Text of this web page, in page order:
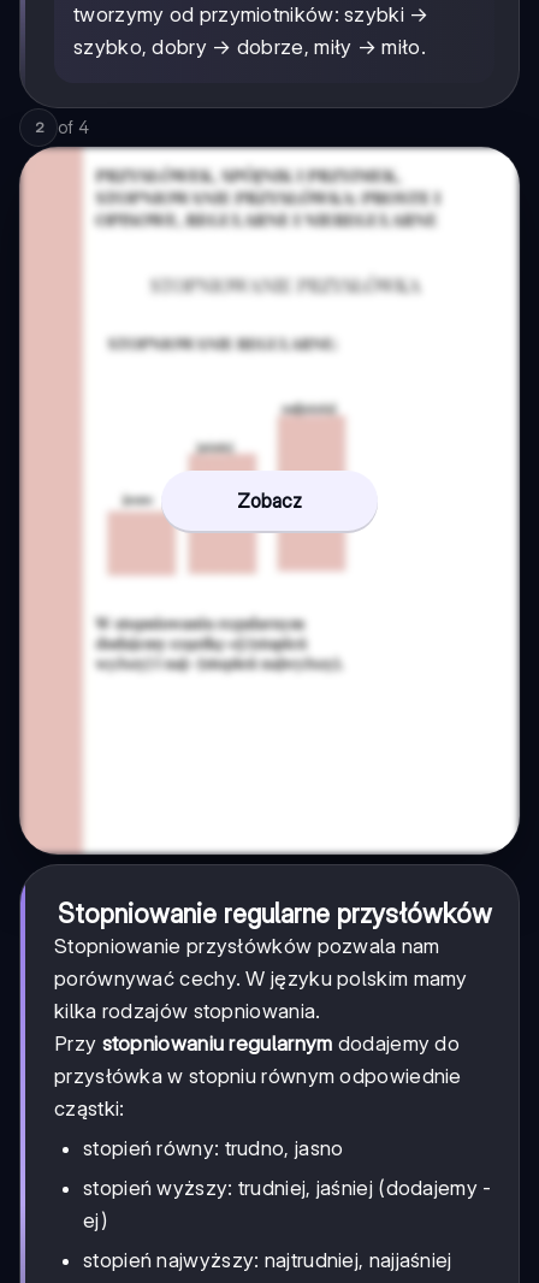
tworzymy od przymiotników: szybki →
szybko, dobry → dobrze, miły → miło.
2 of 4
Zobacz
Stopniowanie regularne przysłówków
Stopniowanie przysłówków pozwala nam
porównywać cechy. W języku polskim mamy
kilka rodzajów stopniowania.
Przy stopniowaniu regularnym dodajemy do
przysłówka w stopniu równym odpowiednie
cząstki:
stopień równy: trudno, jasno
stopień wyższy: trudniej, jaśniej (dodajemy -
ej)
stopień najwyższy: najtrudniej, najjaśniej